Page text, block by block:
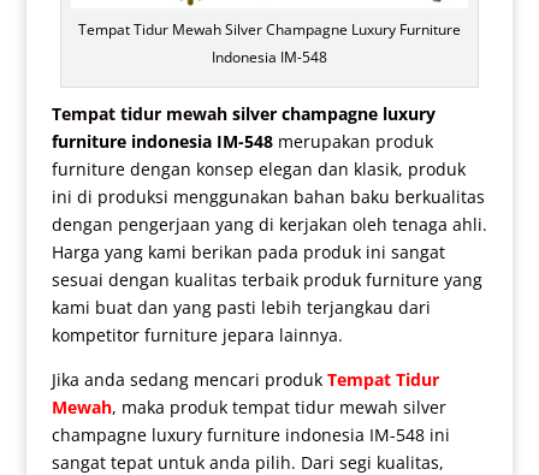
Tempat Tidur Mewah Silver Champagne Luxury Furniture
Indonesia IM-548
Tempat tidur mewahsilver champagne luxury
furniture indonesia IM-548merupakan produk
furniture dengan konsep elegan dan klasik, produk
ini di produksi menggunakan bahan baku berkualitas
dengan pengerjaan yang di kerjakan oleh tenaga ahli.
Harga yang kami berikan pada produk ini sangat
sesuai dengan kualitas terbaik produk furniture yang
kami buat dan yang pasti lebih terjangkau dari
kompetitor furniture jepara lainnya.
Jika anda sedang mencari produk Tempat Tidur
Mewah, maka produk tempat tidur mewah silver
champagne luxury furniture indonesia IM-548 ini
sangat tepat untuk anda pilih. Dari segi kualitas,